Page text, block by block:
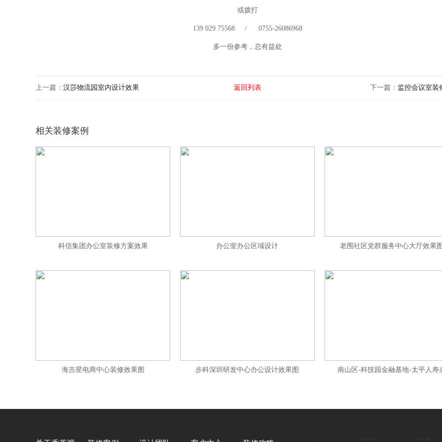
或拨打
139 029 75568 / 0755-26086968
多一份参考，总有益处
上一篇： 汉莎物流园室内设计效果 下一篇： 监控会议室装
返回列表
相关装修案例
科信集团办公室装修方案效果 办公室办公区域设计 老围社区党群服务中心大厅效果
海吉星电商中心装修效果图 步科深圳研发中心办公设计效果图 南山区-科技园金融基地-太平人寿